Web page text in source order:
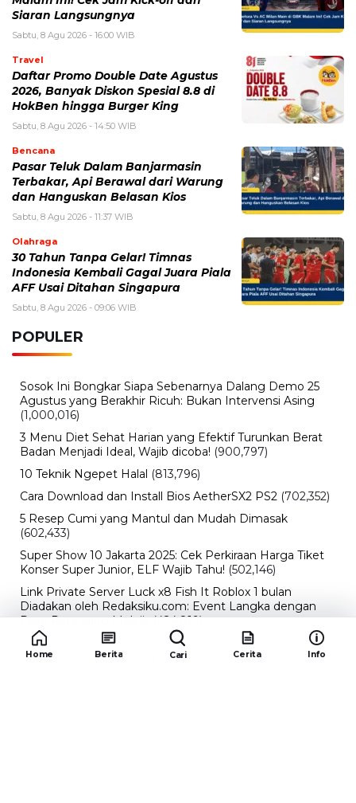
Siaran Langsungnya
Sabtu, 8 Agu 2026 - 16:00 WIB
Travel
Daftar Promo Double Date Agustus
2026, Banyak Diskon Spesial 8.8 di
HokBen hingga Burger King ‎
Sabtu, 8 Agu 2026 - 14:50 WIB
Bencana
Pasar Teluk Dalam Banjarmasin
Terbakar, Api Berawal dari Warung
dan Hanguskan Belasan Kios
Sabtu, 8 Agu 2026 - 11:37 WIB
Olahraga
30 Tahun Tanpa Gelar! Timnas
Indonesia Kembali Gagal Juara Piala
AFF Usai Ditahan Singapura
Sabtu, 8 Agu 2026 - 09:06 WIB
POPULER
Sosok Ini Bongkar Siapa Sebenarnya Dalang Demo 25
Agustus yang Berakhir Ricuh: Bukan Intervensi Asing
(1,000,016)
3 Menu Diet Sehat Harian yang Efektif Turunkan Berat
Badan Menjadi Ideal, Wajib dicoba! (900,797)
10 Teknik Ngepet Halal (813,796)
Cara Download dan Install Bios AetherSX2 PS2 (702,352)
5 Resep Cumi yang Mantul dan Mudah Dimasak
(602,433)
Super Show 10 Jakarta 2025: Cek Perkiraan Harga Tiket
Konser Super Junior, ELF Wajib Tahu! (502,146)
Link Private Server Luck x8 Fish It Roblox 1 bulan
Diadakan oleh Redaksiku.com: Event Langka dengan
Drop Rate yang Melejit (424,819)
10 Film Indonesia Tayang November 2024, Ada Film
Wulan Guritno! (352,096)
Home Berita Cari Cerita Info